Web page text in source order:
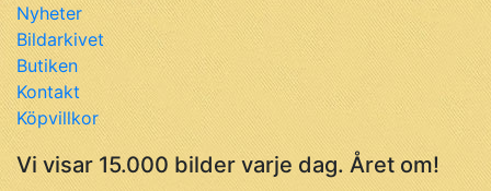
Nyheter
Bildarkivet
Butiken
Kontakt
Köpvillkor
Vi visar 15.000 bilder varje dag. Året om!